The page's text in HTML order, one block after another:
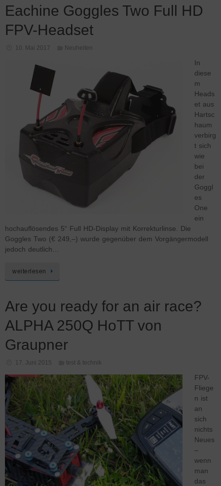
Eachine Goggles Two Full HD
FPV-Headset
10. Mai 2017 Neuheiten
In
diese
m
Heads
et aus
Hartsc
haum
verbirg
t sich
wie
bei
der
Goggl
es
One
ein
hochauflösendes 5“ Full HD-Display mit Korrekturlinse. Die
Goggles Two (€ 249,–) wurde gegenüber dem Vorgängermodell
jedoch deutlich…
weiterlesen
Are you ready for an air race?
ALPHA 250Q HoTT von
Graupner
17. Juni 2015 test & technik
FPV-
Fliege
n ist
an
sich
nichts
Neues
–
wenn
man
das